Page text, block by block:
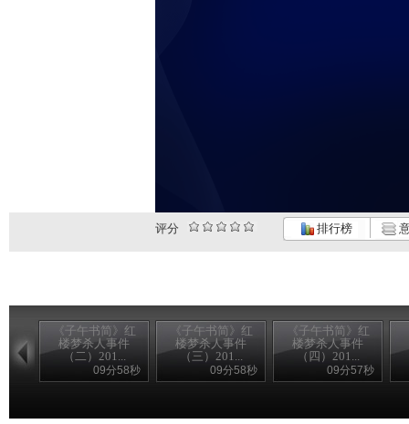
评分 排行榜
《子午书简》红
楼梦杀人事件
（二）201...
09分58秒
《子午书简》红
楼梦杀人事件
（三）201...
09分58秒
《子午书简》红
楼梦杀人事件
（四）201...
09分57秒